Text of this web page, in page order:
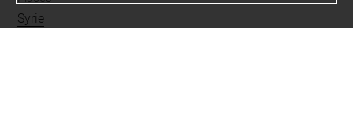
Syrie